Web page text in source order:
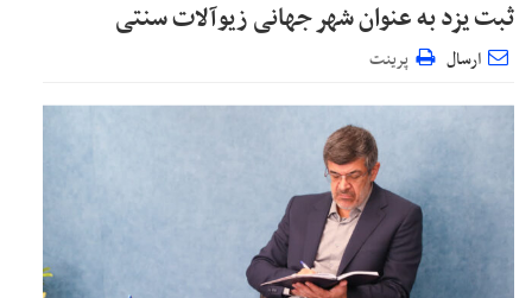
ثبت یزد به عنوان شهر جهانی زیوآلات سنتی
ارسال پرینت